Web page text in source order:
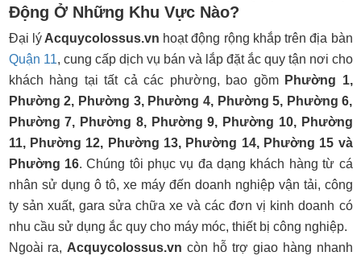
Động Ở Những Khu Vực Nào?
Đại lýAcquycolossus.vn hoạt động rộng khắp trên địa bàn
Quận 11, cung cấp dịch vụ bán và lắp đặt ắc quy tận nơi cho
khách hàng tại tất cả các phường, bao gồm Phường 1,
Phường 2, Phường 3, Phường 4, Phường 5, Phường 6,
Phường 7, Phường 8, Phường 9, Phường 10, Phường
11, Phường 12, Phường 13, Phường 14, Phường 15 và
Phường 16. Chúng tôi phục vụ đa dạng khách hàng từ cá
nhân sử dụng ô tô, xe máy đến doanh nghiệp vận tải, công
ty sản xuất, gara sửa chữa xe và các đơn vị kinh doanh có
nhu cầu sử dụng ắc quy cho máy móc, thiết bị công nghiệp.
Ngoài ra, Acquycolossus.vncòn hỗ trợ giao hàng nhanh